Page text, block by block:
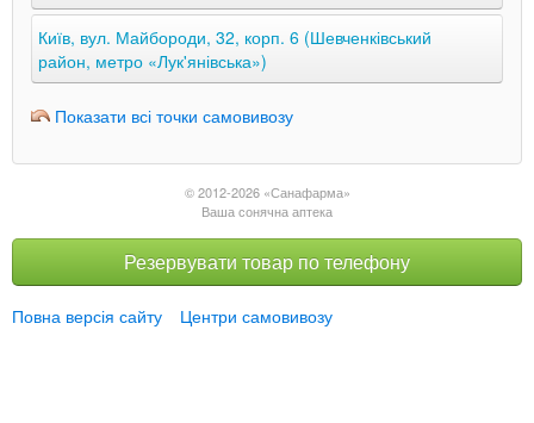
Київ, вул. Майбороди, 32, корп. 6 (Шевченківський
район, метро «Лук'янівська»)
Показати всі точки самовивозу
© 2012-2026 «Санафарма»
Ваша сонячна аптека
Резервувати товар по телефону
Повна версія сайту Центри самовивозу